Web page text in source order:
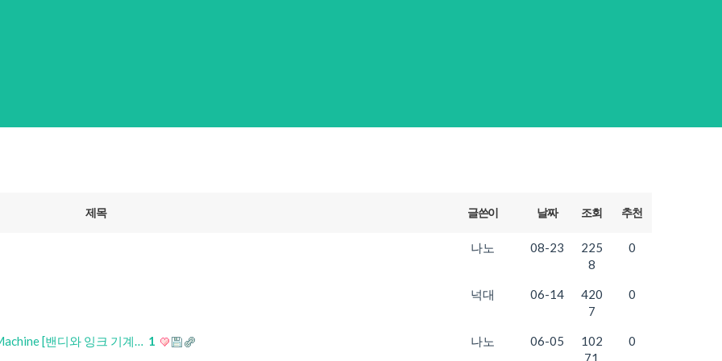
제목 글쓴이 날짜 조회 추천
나노 08-23
225
8
0
넉대 06-14
420
7
0
[밴디와 잉크 기계… 1 나노 06-05
102
71
0